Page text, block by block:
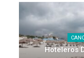
Hoteleros